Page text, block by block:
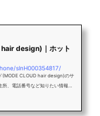
design)｜ホット
slnH000354817/
(MODE CLOUD hair design)のサ
、電話番号など知りたい情報満